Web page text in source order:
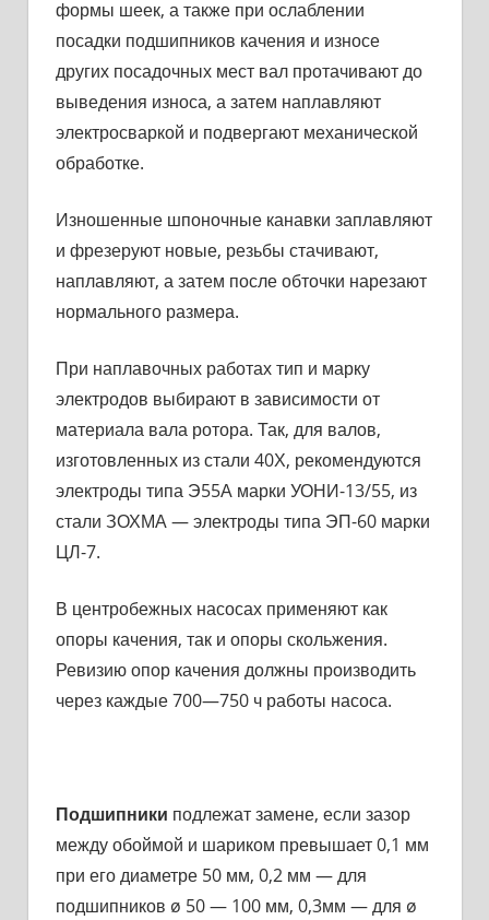
формы шеек, а также при ослаблении
посадки подшипников качения и износе
других посадочных мест вал про­тачивают до
выведения износа, а затем наплавляют
электросвар­кой и подвергают механической
обработке.
Изношенные шпоночные канавки заплавляют
и фрезеруют новые, резьбы стачивают,
наплавляют, а затем после обточки нарезают
нормального размера.
При наплавочных работах тип и марку
электродов выбирают в зависимости от
материала вала ротора. Так, для валов,
изготов­ленных из стали 40Х, рекомендуются
электроды типа Э55А марки УОНИ-13/55, из
стали ЗОХМА — электроды типа ЭП-60 марки
ЦЛ-7.
В центробежных насосах применяют как
опоры качения, так и опоры скольжения.
Ревизию опор качения должны про­изводить
через каждые 700—750 ч работы насоса.
Подшипники подлежат замене, если зазор
между обоймой и шариком превышает 0,1 мм
при его диаметре 50 мм, 0,2 мм — для
подшипников ø 50 — 100 мм, 0,3мм — для ø